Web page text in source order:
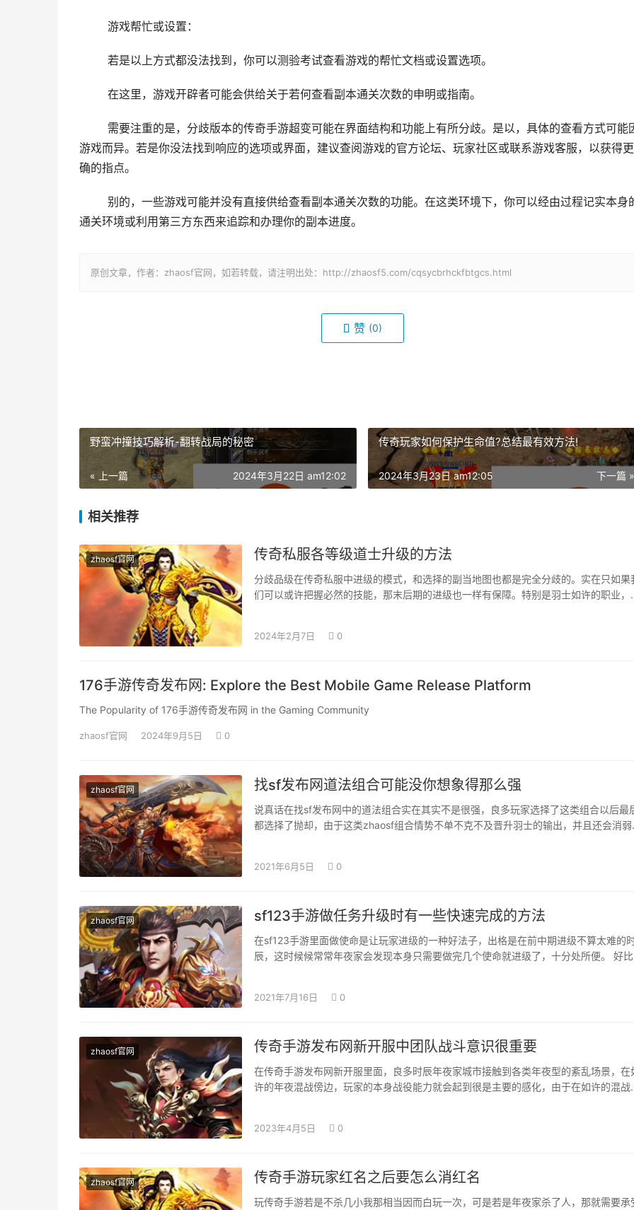
	游戏帮忙或设置：
	若是以上方式都没法找到，你可以测验考试查看游戏的帮忙文档或设置选项。
	在这里，游戏开辟者可能会供给关于若何查看副本通关次数的申明或指南。
游戏而异。若是你没法找到响应的选项或界面，建议查阅游戏的官方论坛、玩家社区或联系游戏客服，以获得
确的指点。
通关环境或利用第三方东西来追踪和办理你的副本进度。
原创文章，作者：zhaosf官网，如若转载，请注明出处：http://zhaosf5.com/cqsycbrhckfbtgcs.html
赞 (0)
野蛮冲撞技巧解析-翻转战局的秘密
« 上一篇 2024年3月22日 am12:02
传奇玩家如何保护生命值?总结最有效方法!
下一篇 »
2024年3月23日 am12:05
相关推荐
zhaosf官网 传奇私服各等级道士升级的方法
分歧品级在传奇私服中进级的模式，和选择的副当地图也都是完全分歧的。实在只如果
们可以或许把握必然的技能，那末后期的进级也一样有保障。特别是羽士如许的职业，
2024年2月7日 0
176手游传奇发布网: Explore the Best Mobile Game Release Platform
The Popularity of 176手游传奇发布网 in the Gaming Community
zhaosf官网 2024年9月5日 0
zhaosf官网 找sf发布网道法组合可能没你想象得那么强
说真话在找sf发布网中的道法组合实在其实不是很强，良多玩家选择了这类组合以后最
都选择了抛却，由于这类zhaosf组合情势不单不克不及晋升羽士的输出，并且还会消弱
2021年6月5日 0
zhaosf官网 sf123手游做任务升级时有一些快速完成的方法
在sf123手游里面做使命是让玩家进级的一种好法子，出格是在前中期进级不算太难的
辰，这时候候常常年夜家会发现本身只需要做完几个使命就进级了，十分处所便。 好
2021年7月16日 0
zhaosf官网 传奇手游发布网新开服中团队战斗意识很重要
在传奇手游发布网新开服里面，良多时辰年夜家城市接触到各类年夜型的紊乱场景，在
许的年夜混战傍边，玩家的本身战役能力就会起到很是主要的感化，由于在如许的混战
2023年4月5日 0
zhaosf官网 传奇手游玩家红名之后要怎么消红名
玩传奇手游若是不杀几小我那相当因而白玩一次，可是若是年夜家杀了人，那就需要承